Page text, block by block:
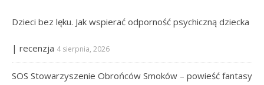
Dzieci bez lęku. Jak wspierać odporność psychiczną dziecka
| recenzja 4 sierpnia, 2026
SOS Stowarzyszenie Obrońców Smoków – powieść fantasy